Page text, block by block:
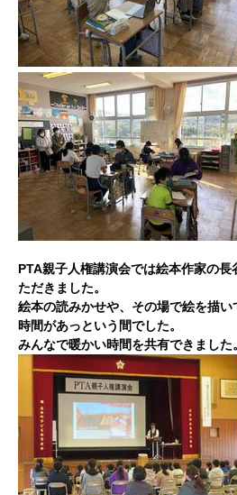
PTA親子人権講演会では絵本作家の
ただきました。
絵本の読みかせや、その場で絵を描い
時間があっという間でした。
みんなで暖かい時間を共有できました。